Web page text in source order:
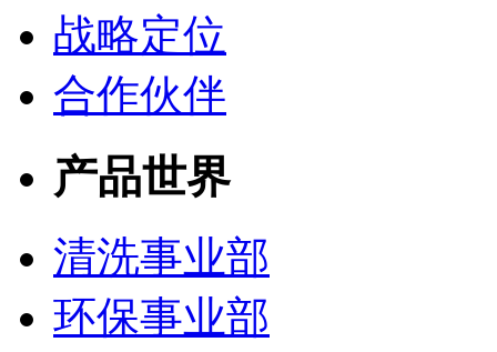
战略定位
合作伙伴
产品世界
清洗事业部
环保事业部